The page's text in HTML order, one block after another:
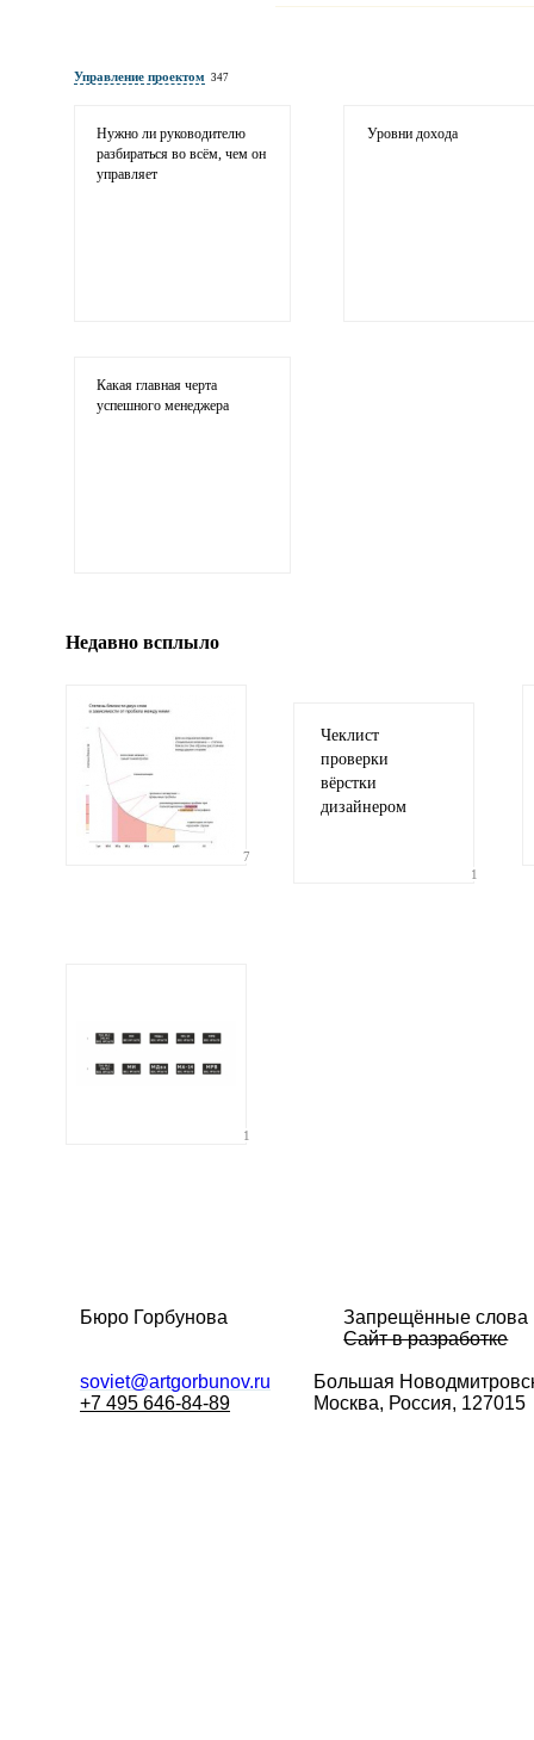
Управление проектом 347
Нужно ли руководителю
разбираться во всём, чем он
управляет
Уровни дохода
Какая главная черта
успешного менеджера
Недавно всплыло
7
Чеклист
проверки
вёрстки
дизайнером
1
1
Бюро Горбунова
Запрещённые слова
Сайт в разработке
soviet@artgorbunov.ru
+7 495 646-84-89
Большая
Москва, Россия, 127015